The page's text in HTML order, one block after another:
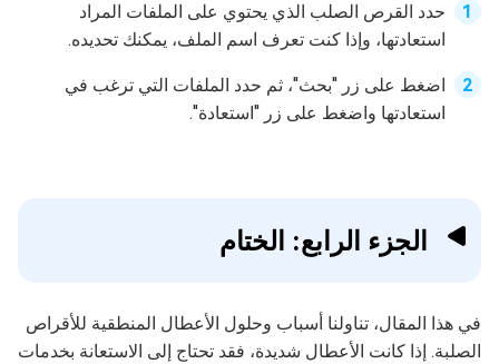
حدد القرص الصلب الذي يحتوي على الملفات المراد
استعادتها، وإذا كنت تعرف اسم الملف، يمكنك تحديده.
اضغط على زر "بحث"، ثم حدد الملفات التي ترغب في
استعادتها واضغط على زر "استعادة".
الجزء الرابع: الختام
في هذا المقال، تناولنا أسباب وحلول الأعطال المنطقية للأقراص
الصلبة. إذا كانت الأعطال شديدة، فقد تحتاج إلى الاستعانة بخدمات